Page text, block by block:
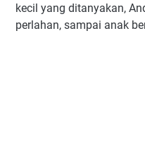
kecil yang ditanyakan,
perlahan, sampai anak